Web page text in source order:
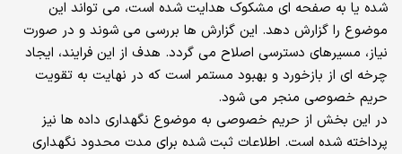
شده یا به صفحه ای مشکوک هدایت شده است، می تواند این
موضوع را گزارش دهد. این گزارش ها بررسی می شوند و در صورت
نیاز، مسیرهای دسترسی اصلاح می گردد. هدف از این فرایند، ایجاد
چرخه ای از بازخورد و بهبود مستمر است که در نهایت به تقویت
حریم خصوصی منجر می شود.
در این بخش از حریم خصوصی به موضوع نگهداری داده ها نیز
پرداخته شده است. اطلاعات ثبت شده برای مدت محدود نگهداری